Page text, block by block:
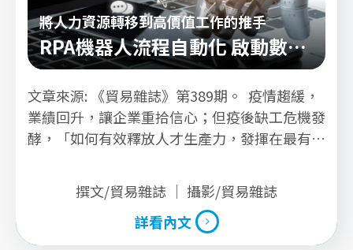
將人力資源轉移到高價值工作的推手
RPA機器人流程自動化 啟動數位
生產力
文章來源: 《貿易雜誌》第389期。 疫情趨緩，
業績回升，讓企業重拾信心；但疫後缺工危機發
酵，「如何有效釋放人才生產力，發揮在最有價
撰文/貿易雜誌 ｜ 攝影/貿易雜誌
詳看內文